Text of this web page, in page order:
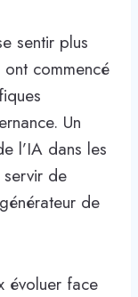
sentir plus
commencé
Un
l’IA dans les
de
de
évoluer face